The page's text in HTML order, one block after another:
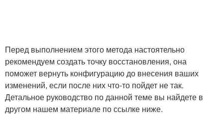
Перед выполнением этого метода настоятельно
рекомендуем создать точку восстановления, она
поможет вернуть конфигурацию до внесения ваших
изменений, если после них что-то пойдет не так.
Детальное руководство по данной теме вы найдете в
другом нашем материале по ссылке ниже.